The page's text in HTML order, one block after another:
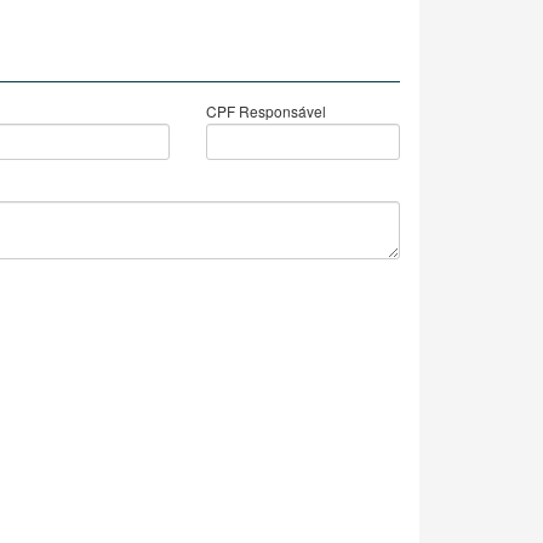
CPF Responsável